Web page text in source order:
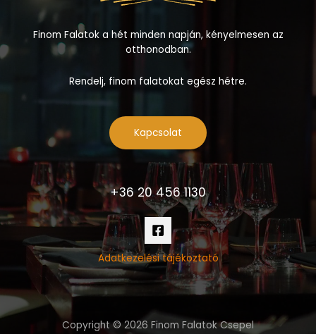
Finom Falatok a hét minden napján, kényelmesen az
otthonodban.
Rendelj, finom falatokat egész hétre.
Kapcsolat
+36 20 456 1130
Adatkezelési tájékoztató
Copyright © 2026 Finom Falatok Csepel